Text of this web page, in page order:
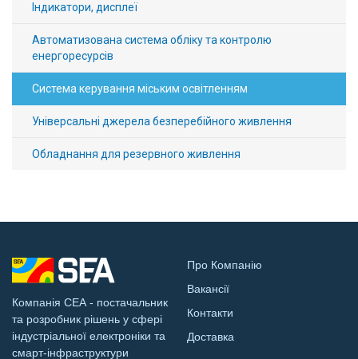
Індикатори, дисплеї
Автоматизована система обліку та контролю
енергоресурсів
Система керування міським освітленням
Універсальні джерела безперебійного живлення
Обладнання для резервного живлення
Компанія СЕА - постачальник
та розробник рішень у сфері
індустріальної електроніки та
смарт-інфраструктури
Про Компанію
Вакансії
Контакти
Доставка